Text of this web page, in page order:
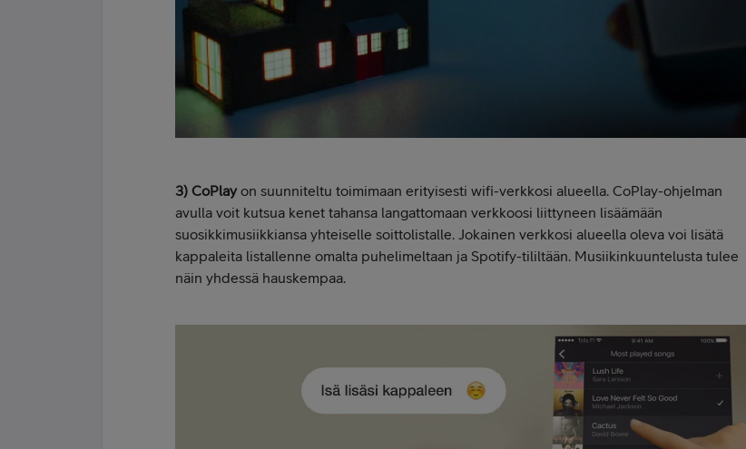
3) CoPlayon suunniteltu toimimaan erityisesti wifi-verkkosi alueella. CoPlay-ohjelman
avulla voit kutsua kenet tahansa langattomaan verkkoosi liittyneen lisäämään
suosikkimusiikkiansa yhteiselle soittolistalle. Jokainen verkkosi alueella oleva voi lisätä
kappaleita listallenne omalta puhelimeltaan ja Spotify-tililtään. Musiikinkuuntelusta tulee
näin yhdessä hauskempaa.